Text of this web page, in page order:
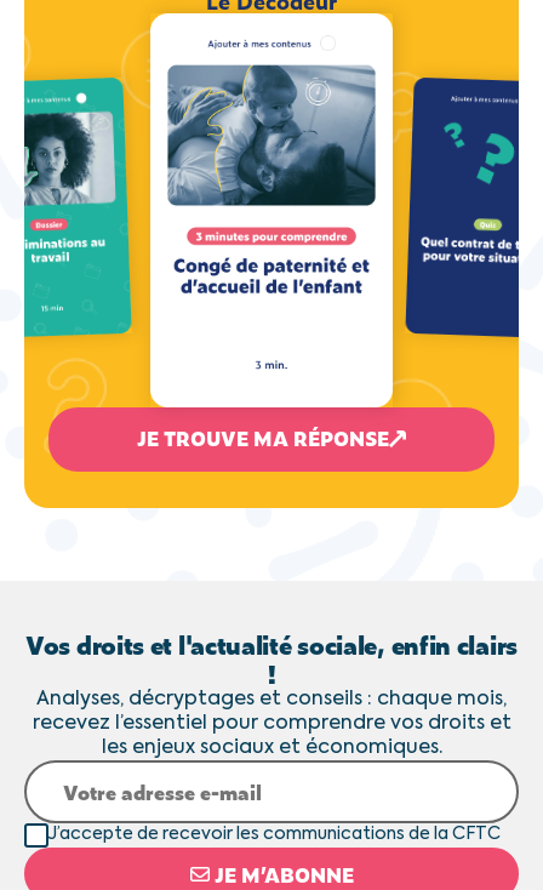
JE TROUVE MA RÉPONSE
Vos droits et l'actualité sociale, enfin clairs
!
Analyses, décryptages et conseils : chaque mois,
recevez l’essentiel pour comprendre vos droits et
les enjeux sociaux et économiques.
JE M’ABONNE
J’accepte de recevoir les communications de la CFTC